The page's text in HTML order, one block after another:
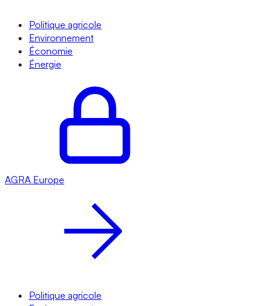
Politique agricole
Environnement
Économie
Énergie
AGRA Europe
Politique agricole